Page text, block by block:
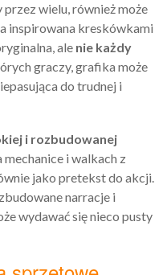
wielu, również może
inspirowana kreskówkami
ale nie każdy
graczy, grafika może
do trudnej i
i rozbudowanej
mechanice i walkach z
jako pretekst do akcji.
narracje i
wydawać się nieco pusty